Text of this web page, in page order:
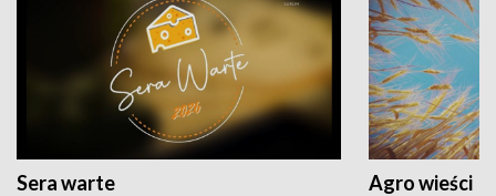
Sera warte Agro wieści